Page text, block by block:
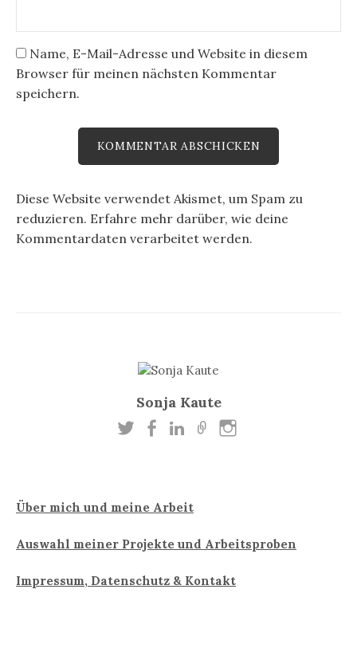
Name, E-Mail-Adresse und Website in diesem
Browser für meinen nächsten Kommentar
speichern.
Diese Website verwendet Akismet, um Spam zu
reduzieren. Erfahre mehr darüber, wie deine
Kommentardaten verarbeitet werden.
Sonja Kaute
Über mich und meine Arbeit
Auswahl meiner Projekte und Arbeitsproben
Impressum, Datenschutz & Kontakt